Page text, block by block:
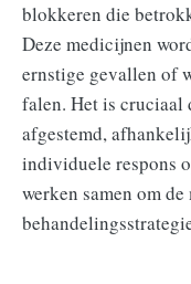
blokkeren die
Deze medicijnen
ernstige gevallen of
falen. Het is cruciaal
afgestemd,
individuele respons
werken samen om